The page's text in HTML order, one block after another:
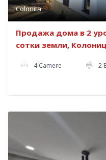
Colonita
Продажа дома в 2
сотки земли,
4 Camere 2